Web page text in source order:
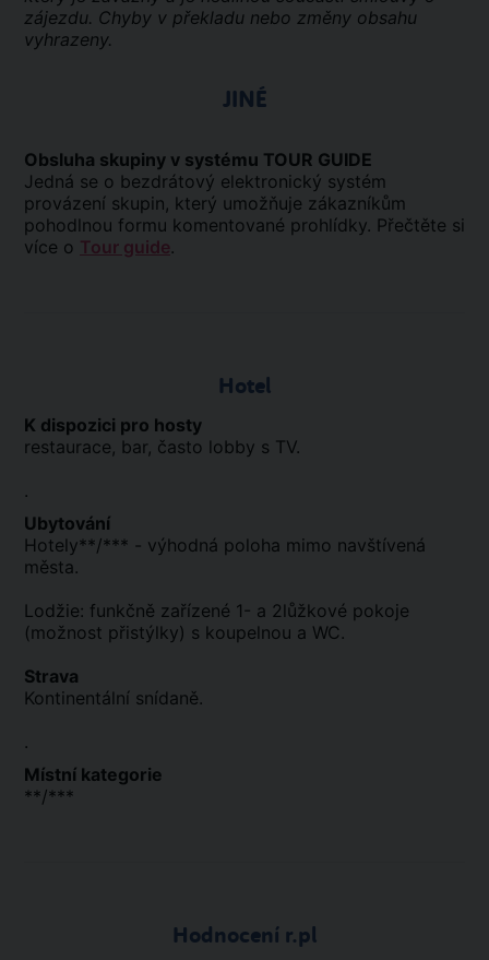
zájezdu. Chyby v překladu nebo změny obsahu
vyhrazeny.
JINÉ
Obsluha skupiny v systému TOUR GUIDE
Jedná se o bezdrátový elektronický systém
provázení skupin, který umožňuje zákazníkům
pohodlnou formu komentované prohlídky. Přečtěte si
více o Tour guide.
Hotel
K dispozici pro hosty
restaurace, bar, často lobby s TV.
.
Ubytování
Hotely**/*** - výhodná poloha mimo navštívená
města.
Lodžie: funkčně zařízené 1- a 2lůžkové pokoje
(možnost přistýlky) s koupelnou a WC.
Strava
Kontinentální snídaně.
.
Místní kategorie
**/***
Hodnocení r.pl